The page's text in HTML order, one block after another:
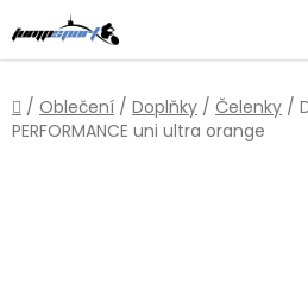
na
obsah
Domů
/ Oblečení / Doplňky / Čelenky /
PERFORMANCE uni ultra orange